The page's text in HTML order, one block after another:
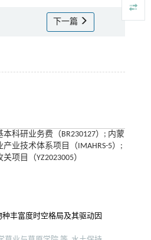
下一篇
科研业务费（BR230127）; 内蒙
业技术体系项目（IMAHRS-5）;
项目（YZ2023005）